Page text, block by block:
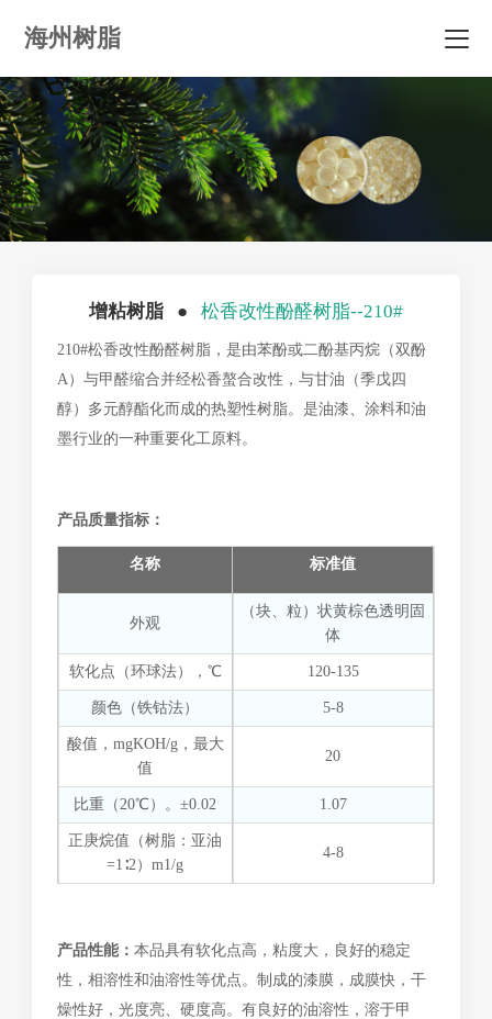
海州树脂
增粘树脂 ● 松香改性酚醛树脂--210#
210#松香改性酚醛树脂，是由苯酚或二酚基丙烷（双酚
A）与甲醛缩合并经松香螯合改性，与甘油（季戊四
醇）多元醇酯化而成的热塑性树脂。是油漆、涂料和油
墨行业的一种重要化工原料。
产品质量指标：
名称 标准值
外观
（块、粒）状黄棕色透明固
体
软化点（环球法），℃ 120-135
颜色（铁钴法） 5-8
酸值，mgKOH/g，最大
值
20
比重（20℃）。±0.02 1.07
正庚烷值（树脂：亚油
=1∶2）m1/g
4-8
产品性能： 本品具有软化点高，粘度大，良好的稳定
性，相溶性和油溶性等优点。制成的漆膜，成膜快，干
燥性好，光度亮、硬度高。有良好的油溶性，溶于甲